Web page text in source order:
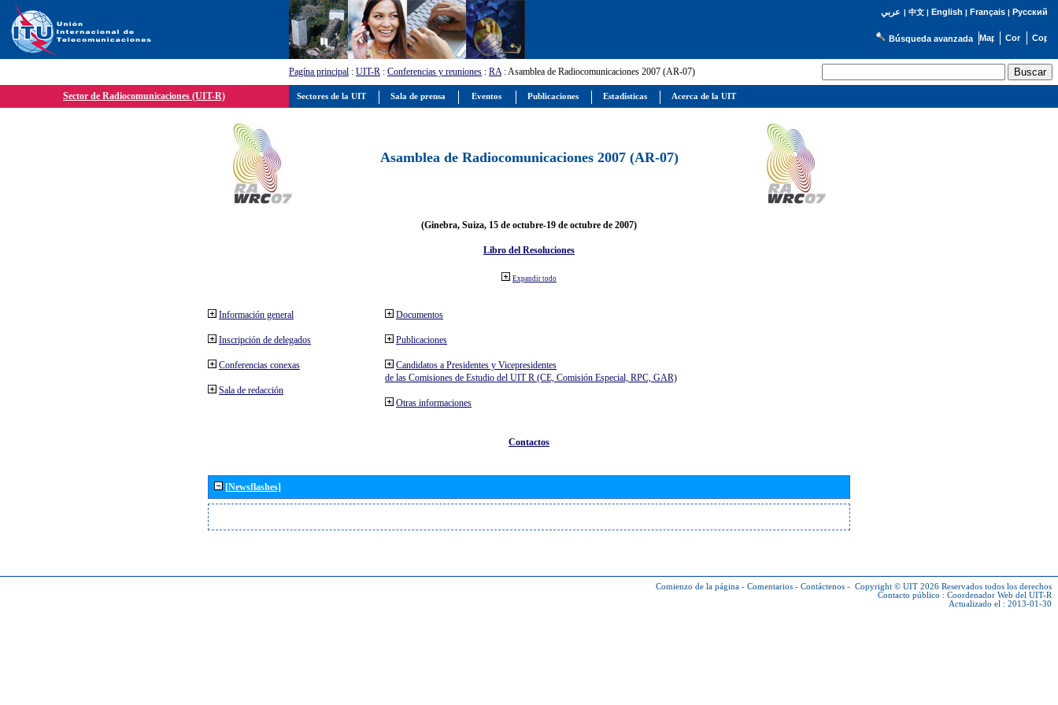
عربي | 中文| English | Français| Русский
Búsqueda avanzada
Pagína principal : UIT-R : Conferencias y reuniones : RA: Asamblea de Radiocomunicaciones 2007 (AR-07)
Sector de Radiocomunicaciones (UIT-R)
Asamblea de Radiocomunicaciones 2007 (AR-07)
(Ginebra, Suiza, 15 de octubre-19 de octubre de 2007)
Libro del Resoluciones
Expandir todo
Información general
Inscripción de delegados
Conferencias conexas
Sala de redacción
Documentos
Publicaciones
Candidatos a Presidentes y Vicepresidentes
de las Comisiones de Estudio del UIT R (CE, Comisión Especial, RPC, GAR)
Otras informaciones
Contactos
[Newsflashes]
Comienzo de la página - Comentarios - Contáctenos - Copyright © UIT 2026 Reservados todos los derechos
Contacto público : Coordenador Web del UIT-R
Actualizado el : 2013-01-30
Sectores de la UIT Sala de prensa Eventos Publicaciones Estadísticas Acerca de la UIT